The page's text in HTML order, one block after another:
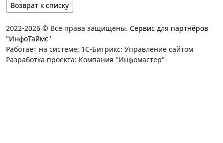
Возврат к списку
2022-2026 © Все права защищены. Сервис для партнёров
"ИнфоТаймс"
Работает на системе: 1С-Битрикс: Управление сайтом
Разработка проекта: Компания "Инфомастер"